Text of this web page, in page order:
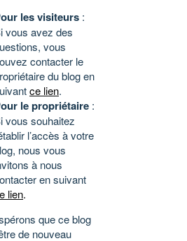
les visiteurs :
vous avez des
vous
contacter le
du blog en
ce lien.
le propriétaire :
vous souhaitez
l’accès à votre
nous vous
à nous
en suivant
lien.
que ce blog
de nouveau